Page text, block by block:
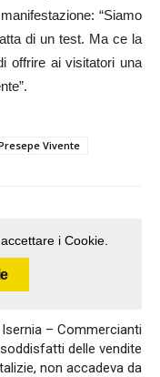
“Siamo
di un test. Ma ce la
offrire ai visitatori una
Vivente
i Cookie.
Isernia – Commercianti
soddisfatti delle vendite
non accadeva da